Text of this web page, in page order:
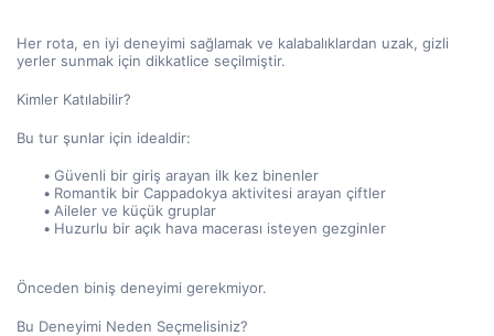
Her rota, en iyi deneyimi sağlamak ve kalabalıklardan uzak, gizli
yerler sunmak için dikkatlice seçilmiştir.
Kimler Katılabilir?
Bu tur şunlar için idealdir:
Güvenli bir giriş arayan ilk kez binenler
Romantik bir Cappadokya aktivitesi arayan çiftler
Aileler ve küçük gruplar
Huzurlu bir açık hava macerası isteyen gezginler
Önceden biniş deneyimi gerekmiyor.
Bu Deneyimi Neden Seçmelisiniz?